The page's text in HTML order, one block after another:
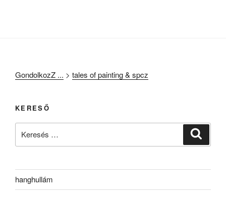
GondolkozZ ... > tales of painting & spcz
KERESŐ
hanghullám